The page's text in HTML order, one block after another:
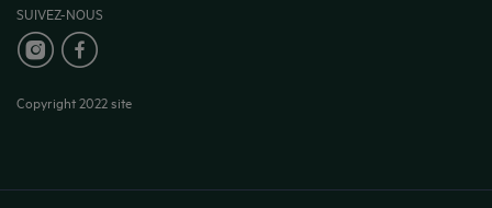
SUIVEZ-NOUS
Copyright 2022 site